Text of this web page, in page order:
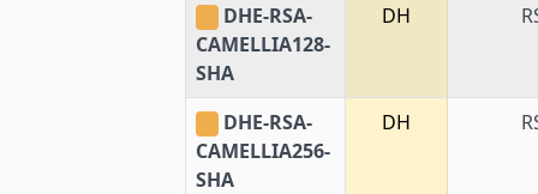
DHE-RSA-
CAMELLIA128-
SHA
DH
DHE-RSA-
CAMELLIA256-
SHA
DH